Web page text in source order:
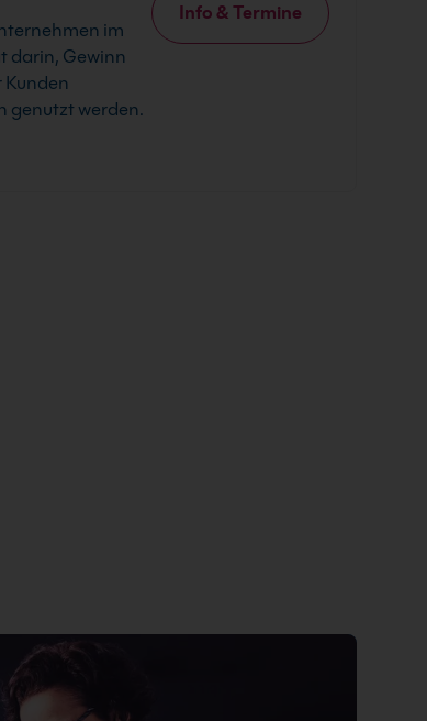
im
darin, Gewinn
genutzt werden.
Info & Termine